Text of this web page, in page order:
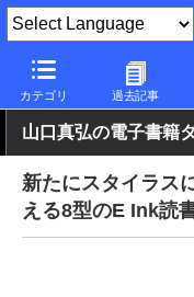
カテゴリ 過去記事
PC Watch 半導体/周辺機
山口真弘の電子書籍
新たにスタイラス
える8型のE Ink読